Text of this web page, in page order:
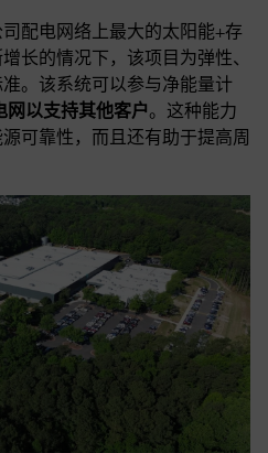
配电网络上最大的太阳能+存
长的情况下，该项目为弹性、
。该系统可以参与净能量计
网以支持其他客户。这种能力
可靠性，而且还有助于提高周